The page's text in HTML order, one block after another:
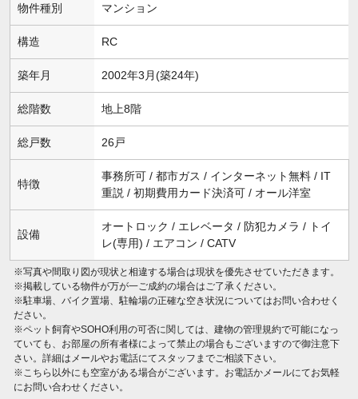
物件種別 マンション
構造 RC
築年月 2002年3月(築24年)
総階数 地上8階
総戸数 26戸
特徴
事務所可 / 都市ガス / インターネット無料 / IT
重説 / 初期費用カード決済可 / オール洋室
設備
オートロック / エレベータ / 防犯カメラ / トイ
レ(専用) / エアコン / CATV
※写真や間取り図が現状と相違する場合は現状を優先させていただきます。
※掲載している物件が万が一ご成約の場合はご了承ください。
※駐車場、バイク置場、駐輪場の正確な空き状況についてはお問い合わせく
ださい。
※ペット飼育やSOHO利用の可否に関しては、建物の管理規約で可能になっ
ていても、お部屋の所有者様によって禁止の場合もございますので御注意下
さい。詳細はメールやお電話にてスタッフまでご相談下さい。
※こちら以外にも空室がある場合がございます。お電話かメールにてお気軽
にお問い合わせください。